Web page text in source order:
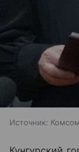
Источник: